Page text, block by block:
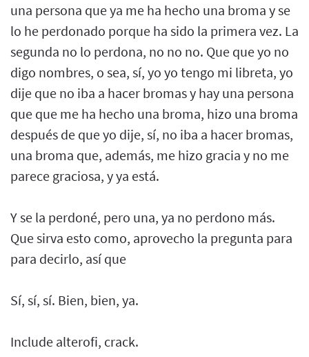
una persona que ya me ha hecho una broma y se
lo he perdonado porque ha sido la primera vez. La
segunda no lo perdona, no no no. Que que yo no
digo nombres, o sea, sí, yo yo tengo mi libreta, yo
dije que no iba a hacer bromas y hay una persona
que que me ha hecho una broma, hizo una broma
después de que yo dije, sí, no iba a hacer bromas,
una broma que, además, me hizo gracia y no me
parece graciosa, y ya está.
Y se la perdoné, pero una, ya no perdono más.
Que sirva esto como, aprovecho la pregunta para
para decirlo, así que
Sí, sí, sí. Bien, bien, ya.
Include alterofi, crack.